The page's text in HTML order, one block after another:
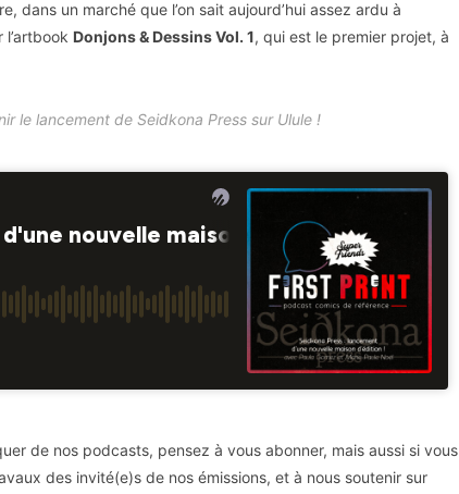
dans un marché que l’on sait aujourd’hui assez ardu à
Donjons & Dessins Vol. 1, qui est le premier projet, à
le lancement de Seidkona Press sur Ulule !
de nos podcasts, pensez à vous abonner, mais aussi si vous
des invité(e)s de nos émissions, et à nous soutenir sur